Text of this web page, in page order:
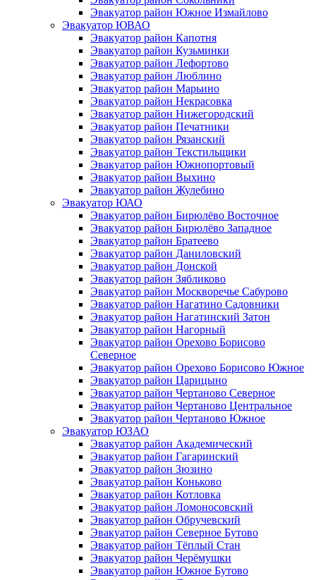
Эвакуатор район Южное Измайлово
Эвакуатор ЮВАО
Эвакуатор район Капотня
Эвакуатор район Кузьминки
Эвакуатор район Лефортово
Эвакуатор район Люблино
Эвакуатор район Марьино
Эвакуатор район Некрасовка
Эвакуатор район Нижегородский
Эвакуатор район Печатники
Эвакуатор район Рязанский
Эвакуатор район Текстильщики
Эвакуатор район Южнопортовый
Эвакуатор район Выхино
Эвакуатор район Жулебино
Эвакуатор ЮАО
Эвакуатор район Бирюлёво Восточное
Эвакуатор район Бирюлёво Западное
Эвакуатор район Братеево
Эвакуатор район Даниловский
Эвакуатор район Донской
Эвакуатор район Зябликово
Эвакуатор район Москворечье Сабурово
Эвакуатор район Нагатино Cадовники
Эвакуатор район Нагатинский Затон
Эвакуатор район Нагорный
Эвакуатор район Орехово Борисово
Северное
Эвакуатор район Орехово Борисово Южное
Эвакуатор район Царицыно
Эвакуатор район Чертаново Северное
Эвакуатор район Чертаново Центральное
Эвакуатор район Чертаново Южное
Эвакуатор ЮЗАО
Эвакуатор район Академический
Эвакуатор район Гагаринский
Эвакуатор район Зюзино
Эвакуатор район Коньково
Эвакуатор район Котловка
Эвакуатор район Ломоносовский
Эвакуатор район Обручевский
Эвакуатор район Северное Бутово
Эвакуатор район Тёплый Стан
Эвакуатор район Черёмушки
Эвакуатор район Южное Бутово